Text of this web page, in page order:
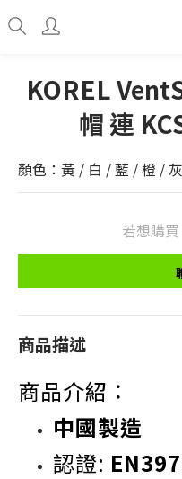
KOREL
帽 連
顏色：黃 / 白 / 藍 / 橙 /
若想購
商品描述
商品介紹：
中國製造
認證: